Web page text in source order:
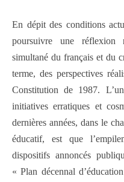
En dépit des conditions
poursuivre une réflexion
simultané du français et du
terme, des perspectives
Constitution de 1987.
initiatives erratiques et
dernières années, dans le
éducatif, est que
dispositifs annoncés
« Plan décennal